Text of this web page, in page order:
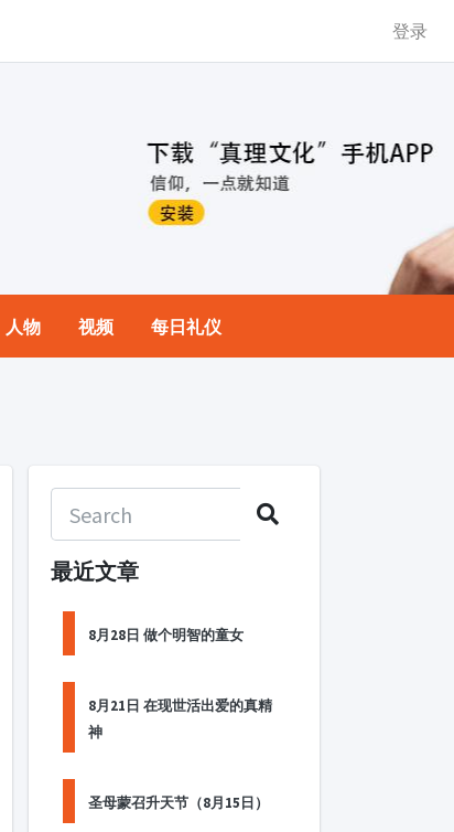
登录
人物 视频 每日礼仪
最近文章
8月28日 做个明智的童女
8月21日 在现世活出爱的真精
神
圣母蒙召升天节（8月15日）